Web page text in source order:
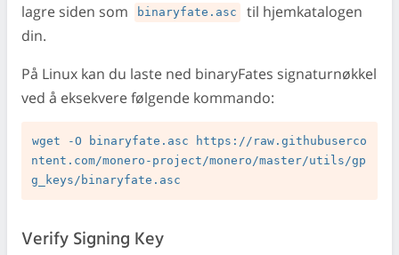
lagre siden som
binaryfate.asc
til hjemkatalogen
din.
På Linux kan du laste ned binaryFates signaturnøkkel
ved å eksekvere følgende kommando:
wget -O binaryfate.asc https://raw.githubuserco
ntent.com/monero-project/monero/master/utils/gp
Verify Signing Key